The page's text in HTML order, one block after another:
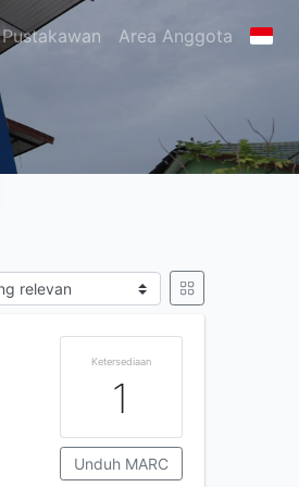
Pustakawan Area Anggota
Ketersediaan
1
Unduh MARC